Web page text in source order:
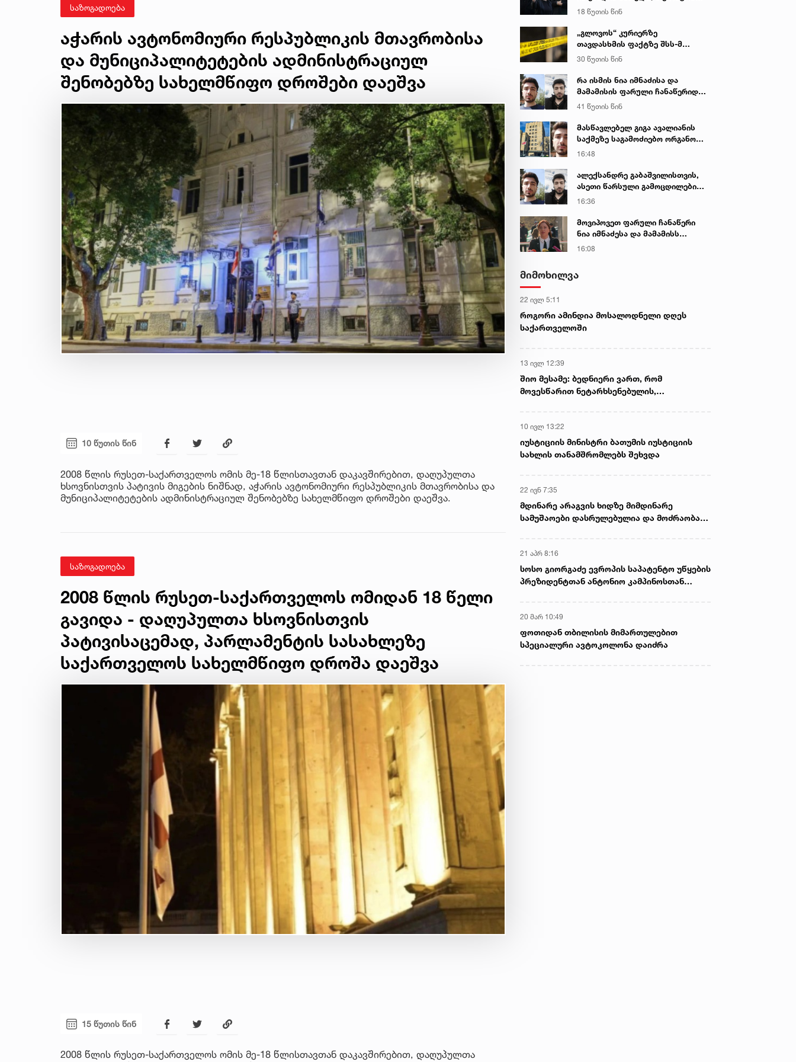
საზოგადოება
აჭარის ავტონომიური რესპუბლიკის მთავრობისა
და მუნიციპალიტეტების ადმინისტრაციულ
შენობებზე სახელმწიფო დროშები დაეშვა
10 წუთის წინ
2008 წლის რუსეთ-საქართველოს ომის მე-18 წლისთავთან დაკავშირებით, დაღუპულთა
ხსოვნისთვის პატივის მიგების ნიშნად, აჭარის ავტონომიური რესპუბლიკის მთავრობისა და
მუნიციპალიტეტების ადმინისტრაციულ შენობებზე სახელმწიფო დროშები დაეშვა.
საზოგადოება
2008 წლის რუსეთ-საქართველოს ომიდან 18 წელი
გავიდა - დაღუპულთა ხსოვნისთვის
პატივისაცემად, პარლამენტის სასახლეზე
საქართველოს სახელმწიფო დროშა დაეშვა
15 წუთის წინ
2008 წლის რუსეთ-საქართველოს ომის მე-18 წლისთავთან დაკავშირებით, დაღუპულთა
იყო ნია იმნაძე წამქეზებელი...“ -
გიგა ავალიანის დედა
18 წუთის წინ
„გლოვოს“ კურიერზე
თავდასხმის ფაქტზე შსს-მ
გამოძიება დაიწყო
30 წუთის წინ
რა ისმის ნია იმნაძისა და
მამამისის ფარული ჩანაწერიდან
- გიგა ავალიანის მკვლელობის
საქმე
41 წუთის წინ
მასწავლებელ გიგა ავალიანის
საქმეზე საგამოძიებო ორგანო
დაკავებულ არასრულწლოვნებს -
ბერუაშვილს 30 დღის
განმავლობაში ფარულად
16:48
ალექსანდრე გაბაშვილისთვის,
ასეთი წარსული გამოცდილების
ადამიანისთვის ინფორმაციის
სექსუალურად ავიწროებდა,
ფაქტობრივად, წაქეზება იყო -
16:36
მოვიპოვეთ ფარული ჩანაწერი
ნია იმნაძესა და მამამისს
შორის, განიხილავდნენ, როგორ
არასწორად მოიქცა, თუმცა
ეპოქაში სხვანაირად ხდება -
პროკურორი
16:08
მიმოხილვა
22 ივლ 5:11
როგორი ამინდია მოსალოდნელი დღეს
საქართველოში
13 ივლ 12:39
შიო მესამე: ბედნიერი ვართ, რომ
მოვესწარით ნეტარხსენებულის,
10 ივლ 13:22
იუსტიციის მინისტრი ბათუმის იუსტიციის
სახლის თანამშრომლებს შეხვდა
22 ივნ 7:35
მდინარე არაგვის ხიდზე მიმდინარე
სამუშაოები დასრულებულია და მოძრაობა
21 აპრ 8:16
სოსო გიორგაძე ევროპის საპატენტო უწყების
პრეზიდენტთან ანტონიო კამპინოსთან
20 მარ 10:49
ფოთიდან თბილისის მიმართულებით
სპეციალური ავტოკოლონა დაიძრა